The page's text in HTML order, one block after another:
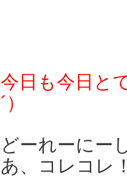
今日も今日と
´）
どーれーに
あ、コレコレ